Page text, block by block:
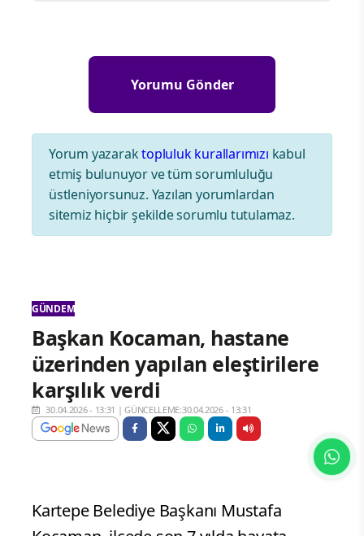
Yorum yazaraktopluluk kurallarımızı kabul
etmiş bulunuyor ve tüm sorumluluğu
üstleniyorsunuz. Yazılan yorumlardan
sitemiz hiçbir şekilde sorumlu tutulamaz.
GÜNDEM
Başkan Kocaman, hastane
üzerinden yapılan eleştirilere
karşılık verdi
30.04.2026 - 13:31 |GÜNCELLEME:30.04.2026 - 13:31